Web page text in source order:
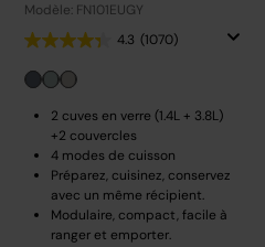
Modèle: FN101EUGY
4.3 (1070)
2 cuves en verre (1.4L + 3.8L)
+2 couvercles
4 modes de cuisson
Préparez, cuisinez, conservez
avec un même récipient.
Modulaire, compact, facile à
ranger et emporter.